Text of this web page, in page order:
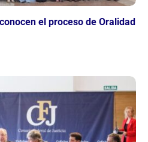
el proceso de Oralidad